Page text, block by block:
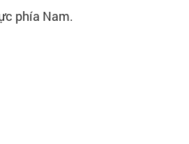
phía Nam.